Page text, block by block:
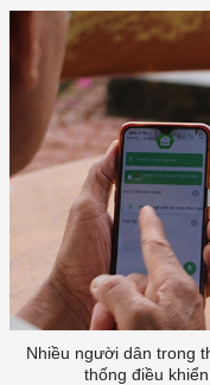
Nhiều người dân trong
thống điều